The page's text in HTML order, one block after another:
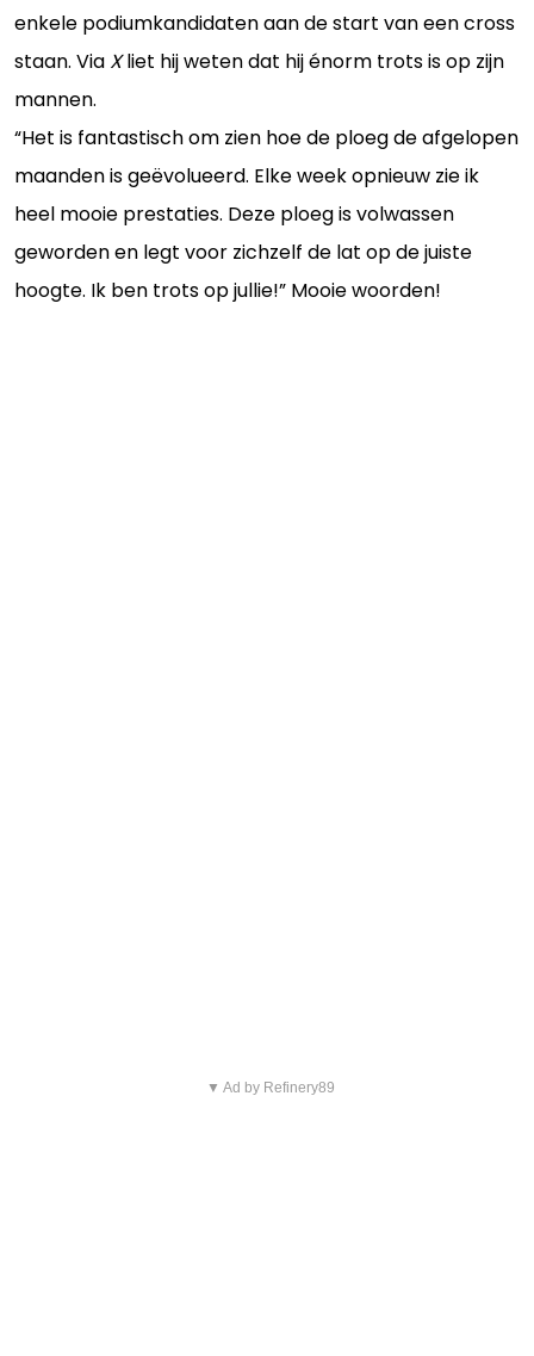
enkele podiumkandidaten aan de start van een cross
staan. Via Xliet hij weten dat hij énorm trots is op zijn
mannen.
“Het is fantastisch om zien hoe de ploeg de afgelopen
maanden is geëvolueerd. Elke week opnieuw zie ik
heel mooie prestaties. Deze ploeg is volwassen
geworden en legt voor zichzelf de lat op de juiste
hoogte. Ik ben trots op jullie!” Mooie woorden!
▼ Ad by Refinery89